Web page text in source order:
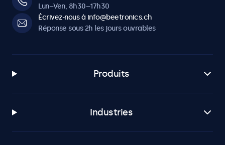
Lun–Ven, 8h30–17h30
Écrivez-nous à info@beetronics.ch
Réponse sous 2h les jours ouvrables
Produits
Industries